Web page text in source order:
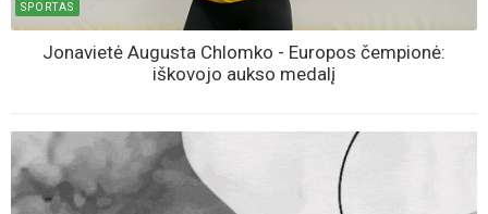
SPORTAS
Jonavietė Augusta Chlomko - Europos čempionė:
iškovojo aukso medalį